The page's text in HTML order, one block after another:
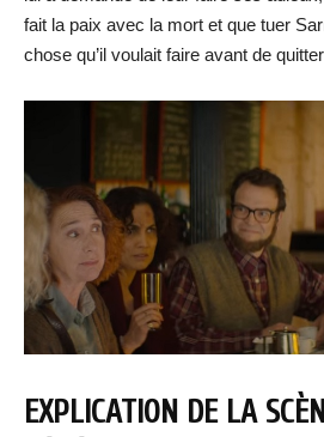
fait la paix avec la mort et que tuer
chose qu’il voulait faire avant de
EXPLICATION DE LA